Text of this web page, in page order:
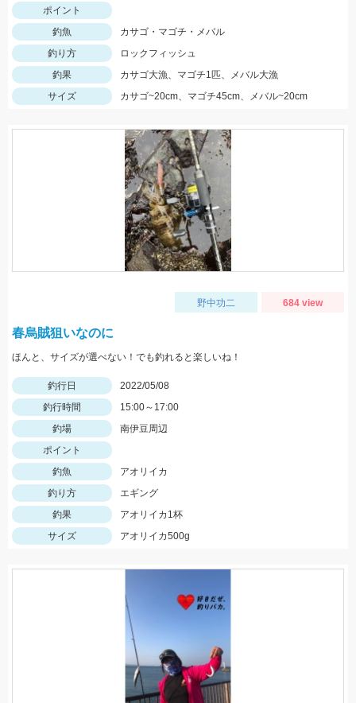
ポイント
釣魚
カサゴ・マゴチ・メバル
釣り方
ロックフィッシュ
釣果
カサゴ大漁、マゴチ1匹、メバル大漁
サイズ
カサゴ~20cm、マゴチ45cm、メバル~20cm
野中功二 684 view
春烏賊狙いなのに
ほんと、サイズが選べない！でも釣れると楽しいね！
釣行日
2022/05/08
釣行時間
15:00～17:00
釣場
南伊豆周辺
ポイント
釣魚
アオリイカ
釣り方
エギング
釣果
アオリイカ1杯
サイズ
アオリイカ500g